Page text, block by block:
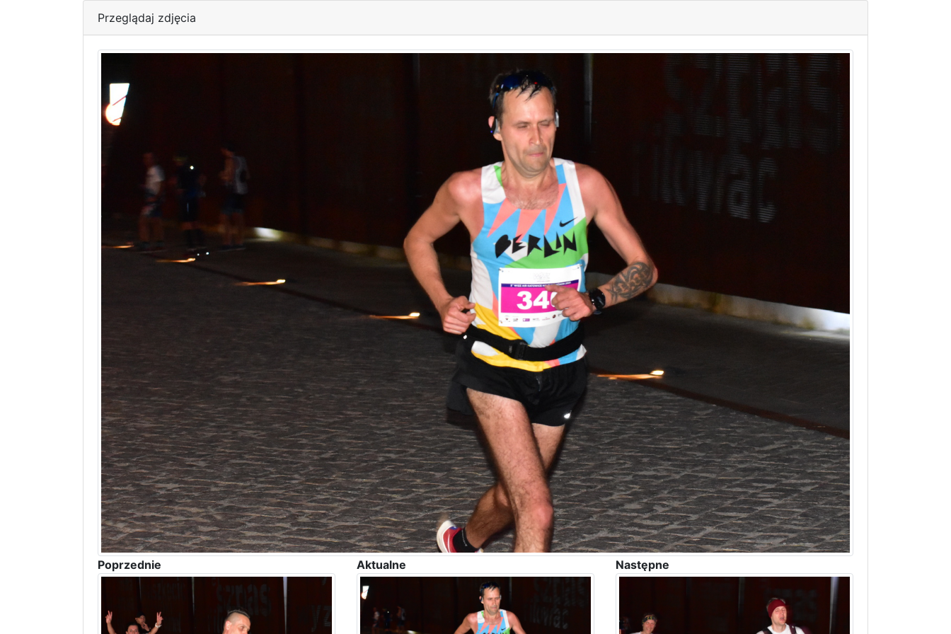
Przeglądaj zdjęcia
Poprzednie Aktualne Następne